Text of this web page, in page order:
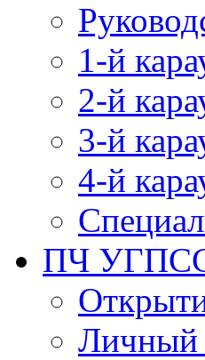
1-й
2-й
3-й
4-й
ПЧ УГПСС
Личный